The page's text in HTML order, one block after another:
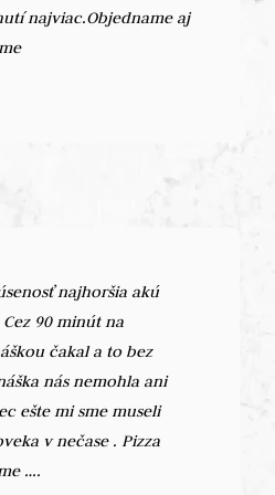
najviac.Objedname aj
najhoršia akú
90 minút na
čakal a to bez
nás nemohla ani
ešte mi sme museli
v nečase . Pizza
….